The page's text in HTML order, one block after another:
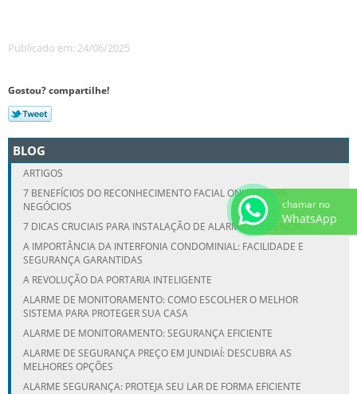
Publicado em: 24/06/2025
Gostou? compartilhe!
BLOG
ARTIGOS
7 BENEFÍCIOS DO RECONHECIMENTO FACIAL ONLINE PARA
NEGÓCIOS
7 DICAS CRUCIAIS PARA INSTALAÇÃO DE ALARME RESIDENCIAL
A IMPORTÂNCIA DA INTERFONIA CONDOMINIAL: FACILIDADE E
SEGURANÇA GARANTIDAS
A REVOLUÇÃO DA PORTARIA INTELIGENTE
ALARME DE MONITORAMENTO: COMO ESCOLHER O MELHOR
SISTEMA PARA PROTEGER SUA CASA
ALARME DE MONITORAMENTO: SEGURANÇA EFICIENTE
ALARME DE SEGURANÇA PREÇO EM JUNDIAÍ: DESCUBRA AS
MELHORES OPÇÕES
ALARME SEGURANÇA: PROTEJA SEU LAR DE FORMA EFICIENTE
chamar no
WhatsApp